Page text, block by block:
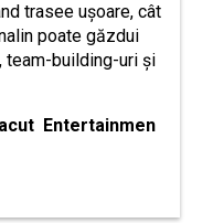
trasee ușoare, cât
poate găzdui
team-building-uri și
Entertainmen